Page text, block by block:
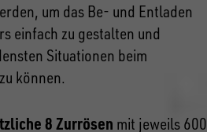
um das Be- und Entladen
einfach zu gestalten und
Situationen beim
können.
8 Zurrösen mit jeweils 600